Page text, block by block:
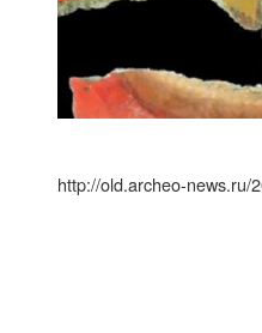
http://old.archeo-news.ru/